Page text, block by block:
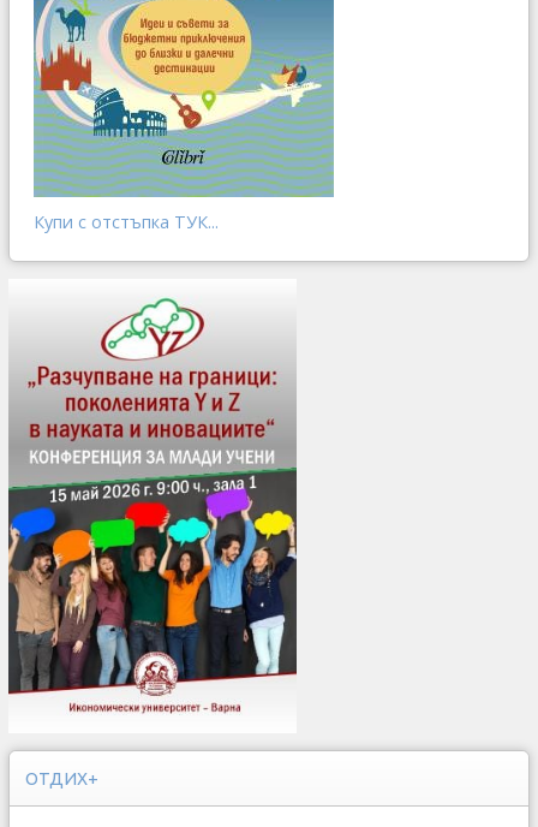
Купи с отстъпка ТУК...
ОТДИХ+